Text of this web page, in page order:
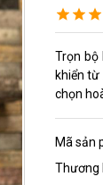
Trọn bộ
khiển
chọn
Mã sản
Thương